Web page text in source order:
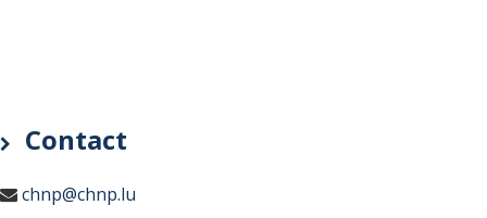
Contact
chnp@chnp.lu